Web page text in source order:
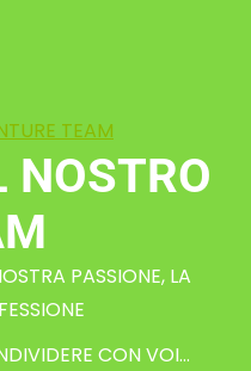
TEAM
NOSTRO
PASSIONE, LA
CON VOI…